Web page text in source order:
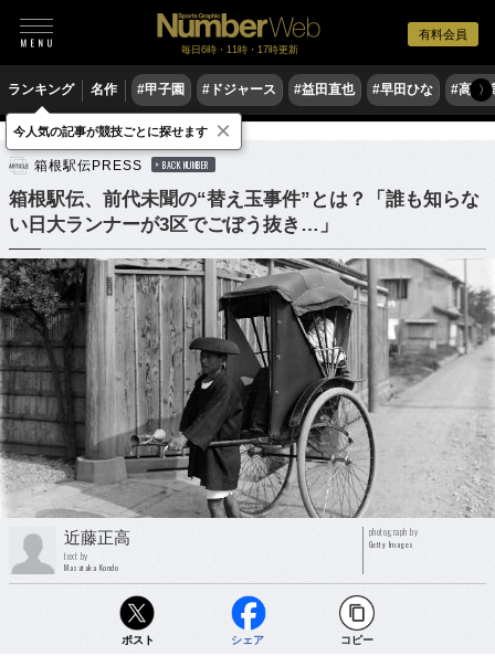
有料会員
毎日6時・11時・17時更新
ランキング 名作 #甲子園 #ドジャース #益田直也 #早田ひな #高木
〉
陸上 駅伝
箱根駅伝PRESS BACK NUMBER
箱根駅伝、前代未聞の“替え玉事件”とは？「誰も知らな
い日大ランナーが3区でごぼう抜き…」
近藤正高
text by
Masataka Kondo
photograph by
Getty Images
ポスト シェア コピー
今人気の記事が競技ごとに探せます ×